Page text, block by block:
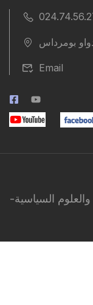
بومرداس
Email
السياسية-